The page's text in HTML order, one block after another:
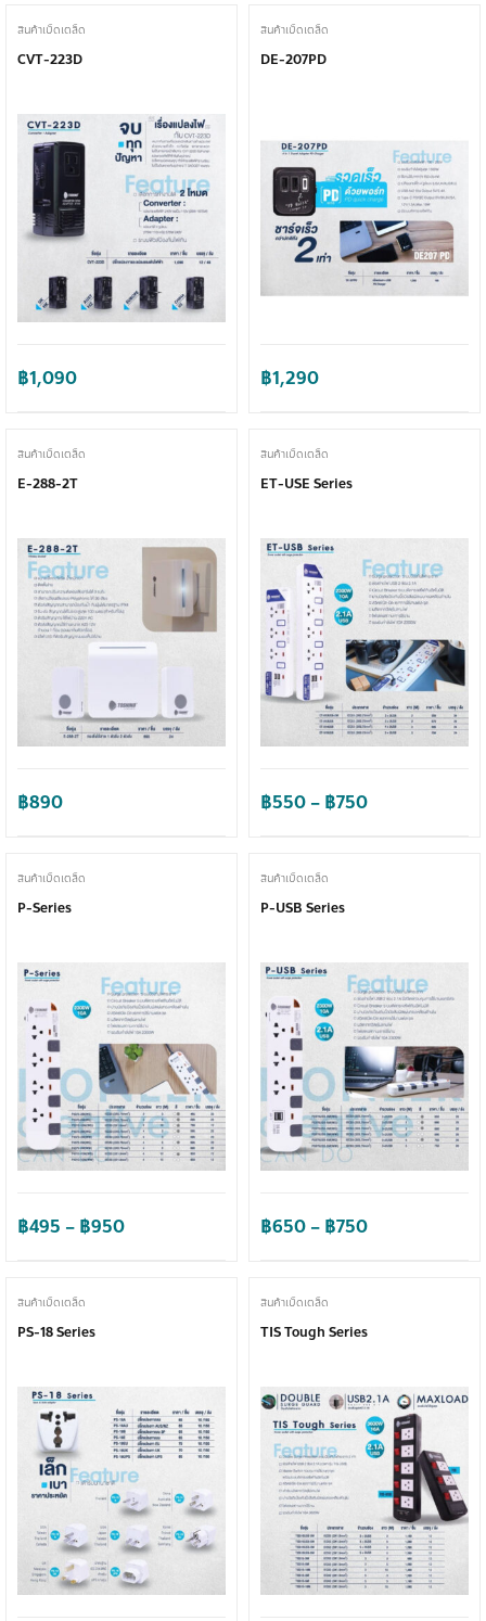
สินค้าเบ็ดเตล็ด
CVT-223D
฿1,090
สินค้าเบ็ดเตล็ด
DE-207PD
฿1,290
สินค้าเบ็ดเตล็ด
E-288-2T
฿890
สินค้าเบ็ดเตล็ด
ET-USE Series
฿550 – ฿750Price
สินค้าเบ็ดเตล็ด
P-Series
฿495 – ฿950Price
สินค้าเบ็ดเตล็ด
P-USB Series
฿650 – ฿750Price
฿750
สินค้าเบ็ดเตล็ด
PS-18 Series
สินค้าเบ็ดเตล็ด
TIS Tough Series